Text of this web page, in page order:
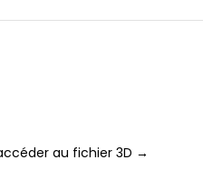
au fichier 3D →